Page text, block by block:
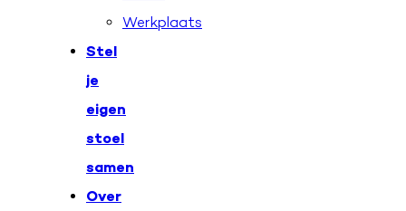
Werkplaats
Stel
je
eigen
stoel
samen
Over